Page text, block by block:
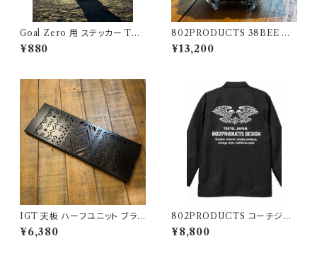
Goal Zero 用 ステッカー TRI
BALSUN アウトドアモンスター
ODM
¥880
802PRODUCTS 38BEE ブ
ラック アクリルシェード black 3
8灯 MIYABI
¥13,200
IGT 天板 ハーフユニット ブラッ
クアイアン【 ネイティブ横 】アイ
アングリルテーブル Snow Pea
¥6,380
802PRODUCTS コーチジャ
ケット ブラック
¥8,800